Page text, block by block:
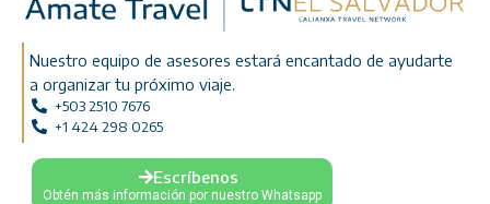
Nuestro equipo de asesores estará encantado de ayudarte
a organizar tu próximo viaje.
+503 2510 7676
+1 424 298 0265
Escríbenos
Obtén más información por nuestro Whatsapp